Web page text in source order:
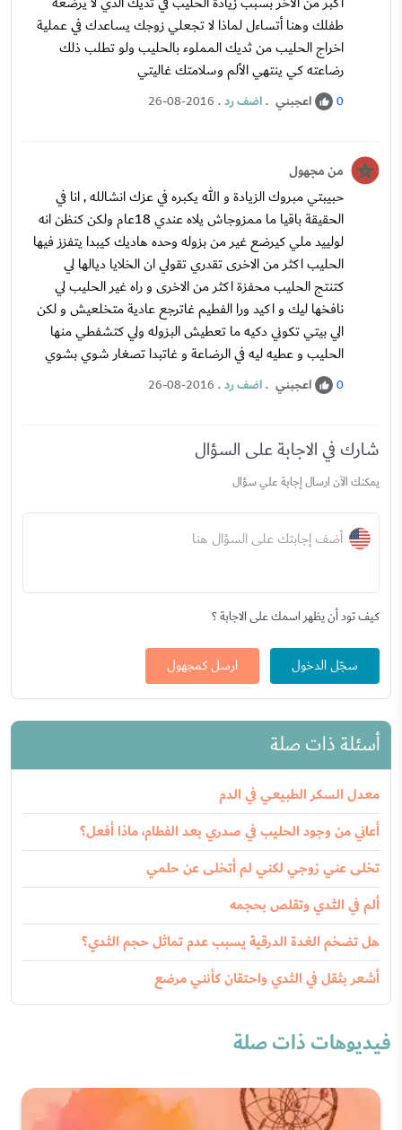
طفلك وهنا أتساءل لماذا لا تجعلي زوجك يساعدك في عملية
اخراج الحليب من ثديك المملوء بالحليب ولو تطلب ذلك
رضاعته كي ينتهي الألم وسلامتك غاليتي
0 اعجبني .اضف رد.
26-08-2016
من مجهول
حبيبتي مبروك الزيادة و الله يكبره في عزك انشالله , انا في
الحقيقة باقيا ما ممزوجاش يلاه عندي 18عام ولكن كنظن انه
لولييد ملي كيرضع غير من بزوله وحده هاديك كيبدا يتفزز فيها
الحليب اكثر من الاخرى تقدري تقولي ان الخلايا ديالها لي
كتنتج الحليب محفزة اكثر من الاخرى و راه غير الحليب لي
نافخها ليك و اكيد ورا الفطيم غاترجع عادية متخلعيش و لكن
الي بيتي تكوني دكيه ما تعطيش البزوله ولي كتشفطي منها
الحليب و عطيه ليه في الرضاعة و غاتبدا تصغار شوي بشوي
0 اعجبني .اضف رد.
26-08-2016
شارك في الاجابة على السؤال
يمكنك الآن ارسال إجابة علي سؤال
أضف إجابتك على السؤال هنا
كيف تود أن يظهر اسمك على الاجابة ؟
سجّل الدخول ارسل كمجهول
أسئلة ذات صلة
معدل السكر الطبيعي في الدم
أعاني من وجود الحليب في صدري بعد الفطام، ماذا أفعل؟
تخلى عني زوجي لكني لم أتخلى عن حلمي
ألم في الثدي وتقلص بحجمه
هل تضخم الغدة الدرقية يسبب عدم تماثل حجم الثدي؟
أشعر بثقل في الثدي واحتقان كأنني مرضع
فيديوهات ذات صلة